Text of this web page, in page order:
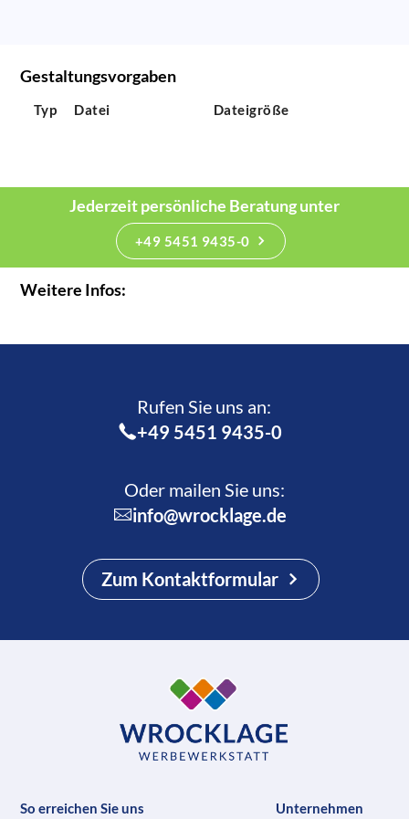
Gestaltungsvorgaben
Typ Datei Dateigröße
Jederzeit persönliche Beratung unter
+49 5451 9435-0
Weitere Infos:
Rufen Sie uns an:­
+49 5451 9435-0
Oder mailen Sie uns:
info@wrocklage.de
Zum Kontaktformular
So erreichen Sie uns
Unternehmen